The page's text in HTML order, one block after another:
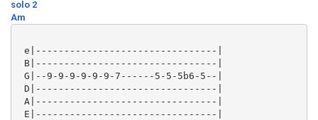
solo 2
Am
e|--------------------------------|
B|--------------------------------|
G|--9-9-9-9-9-9-7------5-5-5b6-5--|
D|--------------------------------|
A|--------------------------------|
E|--------------------------------|